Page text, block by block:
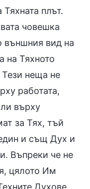
плът.
човешка
външния вид на
на Тяхното
неща не
работата,
върху
за Тях, тъй
и същ Дух и
Въпреки че не
цялото Им
Духове,